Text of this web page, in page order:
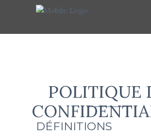
POLITIQUE
DÉFINITIONS